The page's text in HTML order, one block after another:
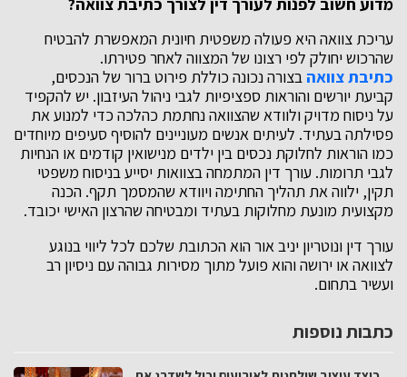
מדוע חשוב לפנות לעורך דין לצורך כתיבת צוואה?
עריכת צוואה היא פעולה משפטית חיונית המאפשרת להבטיח
שהרכוש יחולק לפי רצונו של המצווה לאחר פטירתו.
כתיבת צוואה בצורה נכונה כוללת פירוט ברור של הנכסים,
קביעת יורשים והוראות ספציפיות לגבי ניהול העיזבון. יש להקפיד
על ניסוח מדויק ולוודא שהצוואה נחתמת כהלכה כדי למנוע את
פסילתה בעתיד. לעיתים אנשים מעוניינים להוסיף סעיפים מיוחדים
כמו הוראות לחלוקת נכסים בין ילדים מנישואין קודמים או הנחיות
לגבי תרומות. עורך דין המתמחה בצוואות יסייע בניסוח משפטי
תקין, ילווה את תהליך החתימה ויוודא שהמסמך תקף. הכנה
מקצועית מונעת מחלוקות בעתיד ומבטיחה שהרצון האישי יכובד.
עורך דין ונוטריון יניב אור הוא הכתובת שלכם לכל ליווי בנוגע
לצוואה או ירושה והוא פועל מתוך מסירות גבוהה עם ניסיון רב
ועשיר בתחום.
כתבות נוספות